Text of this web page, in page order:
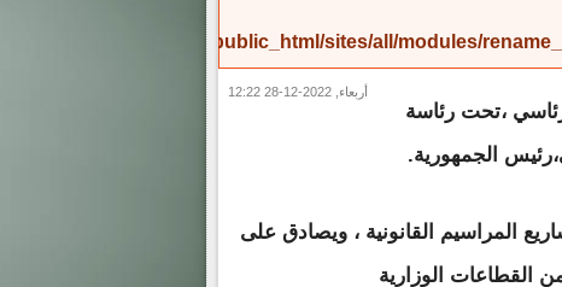
/home/amicinf1/public_html/sites/all/modules/
أربعاء, 2022-12-28 12:22
،تحت رئاسة
الجمهورية.
المراسيم القانونية ، ويصادق على
القطاعات الوزارية